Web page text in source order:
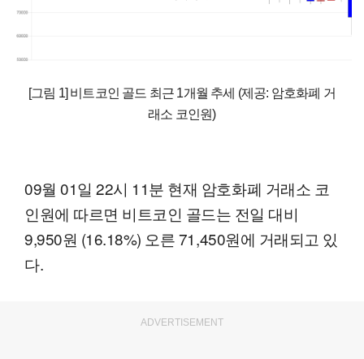
[그림 1] 비트코인 골드 최근 1개월 추세 (제공: 암호화폐 거
래소 코인원)
09월 01일 22시 11분 현재 암호화폐 거래소 코
인원에 따르면 비트코인 골드는 전일 대비
9,950원 (16.18%) 오른 71,450원에 거래되고 있
다.
ADVERTISEMENT